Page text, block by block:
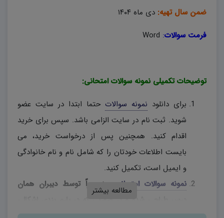
ضمن سال تهیه: دی ماه ۱۴۰۴
فرمت سوالات:
توضیحات تکمیلی نمونه سوالات امتحانی:
برای دانلود نمونه سوالات حتما ابتدا در سایت عضو
شوید. ثبت نام در سایت الزامی باشد. سپس برای خرید
اقدام کنید. همچنین پس از درخواست خرید، می
بایست اطلاعات خودتان را که شامل نام و نام خانوادگی
و ایمیل است، تکمیل کنید.
نمونه سوالات امتحانی
، منحصراً توسط دیبران همان
مطالعه بیشتر